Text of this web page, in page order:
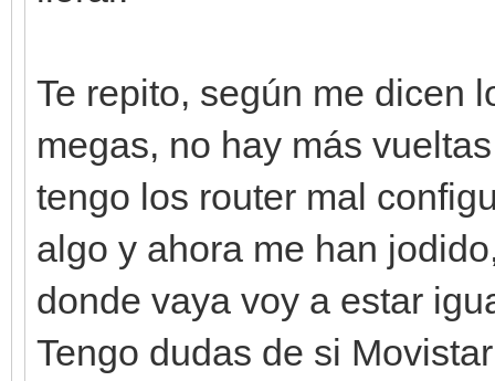
Te repito, según me dicen
megas, no hay más
tengo los router mal
algo y ahora me han
donde vaya voy a estar
Tengo dudas de si